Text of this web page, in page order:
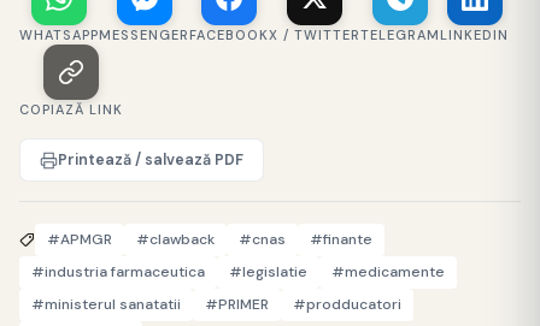
WHATSAPPMESSENGERFACEBOOKX / TWITTERTELEGRAMLINKEDIN
COPIAZĂ LINK
Printează / salvează PDF
#APMGR #clawback #cnas
#finante
#industria farmaceutica
#legislatie
#medicamente
#ministerul sanatatii
#PRIMER #prodducatori